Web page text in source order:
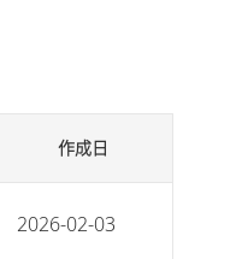
作成日
2026-02-03